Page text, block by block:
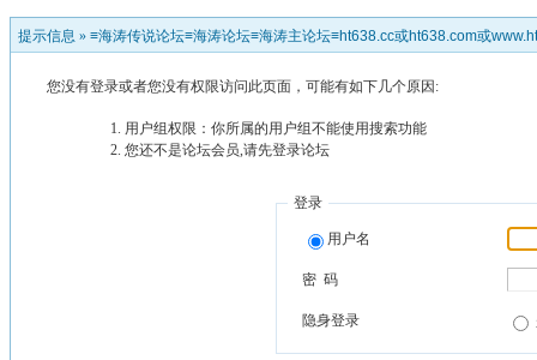
提示信息 » ≡海涛传说论坛≡海涛论坛≡海涛主论坛≡ht638.cc或ht638.com或
您没有登录或者您没有权限访问此页面，可能有如下几个原因:
用户组权限：你所属的用户组不能使用搜索功能
您还不是论坛会员,请先登录论坛
登录
用户名
密 码
隐身登录